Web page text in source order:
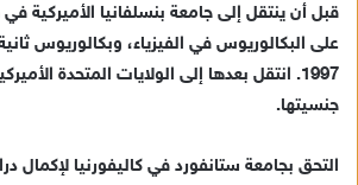
قبل أن ينتقل إلى جامعة بنسلفانيا الأميركية
على البكالوريوس في الفيزياء، وبكالوريوس
1997. انتقل بعدها إلى الولايات المتحدة
جنسيتها.
التحق بجامعة ستانفورد في كاليفورنيا لإكمال